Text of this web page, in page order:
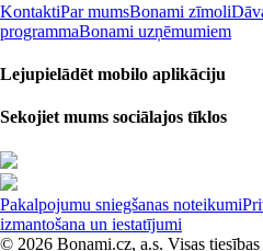
KontaktiPar mumsBonami zīmoli
programmaBonami uzņēmumiem
Lejupielādēt mobilo aplikāciju
Sekojiet mums sociālajos tīklos
Pakalpojumu sniegšanas noteikumi
izmantošana un iestatījumi
© 2026 Bonami.cz, a.s. Visas tiesības